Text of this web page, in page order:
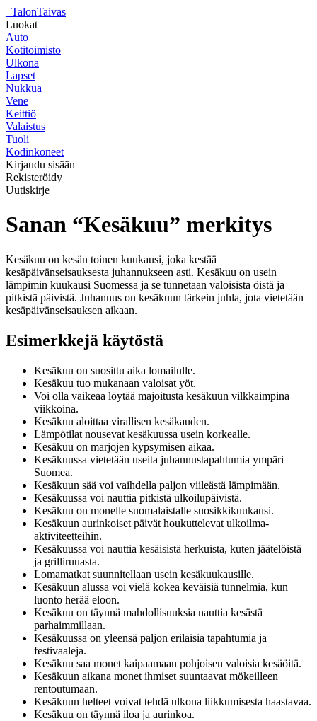
TalonTaivas
Luokat
Auto
Kotitoimisto
Ulkona
Lapset
Nukkua
Vene
Keittiö
Valaistus
Tuoli
Kodinkoneet
Kirjaudu sisään
Rekisteröidy
Uutiskirje
Sanan “Kesäkuu” merkitys
Kesäkuu on kesän toinen kuukausi, joka kestää
kesäpäivänseisauksesta juhannukseen asti. Kesäkuu on usein
lämpimin kuukausi Suomessa ja se tunnetaan valoisista öistä ja
pitkistä päivistä. Juhannus on kesäkuun tärkein juhla, jota vietetään
kesäpäivänseisauksen aikaan.
Esimerkkejä käytöstä
Kesäkuu on suosittu aika lomailulle.
Kesäkuu tuo mukanaan valoisat yöt.
Voi olla vaikeaa löytää majoitusta kesäkuun vilkkaimpina
viikkoina.
Kesäkuu aloittaa virallisen kesäkauden.
Lämpötilat nousevat kesäkuussa usein korkealle.
Kesäkuu on marjojen kypsymisen aikaa.
Kesäkuussa vietetään useita juhannustapahtumia ympäri
Suomea.
Kesäkuun sää voi vaihdella paljon viileästä lämpimään.
Kesäkuussa voi nauttia pitkistä ulkoilupäivistä.
Kesäkuu on monelle suomalaistalle suosikkikuukausi.
Kesäkuun aurinkoiset päivät houkuttelevat ulkoilma-
aktiviteetteihin.
Kesäkuussa voi nauttia kesäisistä herkuista, kuten jäätelöistä
ja grilliruuasta.
Lomamatkat suunnitellaan usein kesäkuukausille.
Kesäkuun alussa voi vielä kokea keväisiä tunnelmia, kun
luonto herää eloon.
Kesäkuu on täynnä mahdollisuuksia nauttia kesästä
parhaimmillaan.
Kesäkuussa on yleensä paljon erilaisia tapahtumia ja
festivaaleja.
Kesäkuu saa monet kaipaamaan pohjoisen valoisia kesäöitä.
Kesäkuun aikana monet ihmiset suuntaavat mökeilleen
rentoutumaan.
Kesäkuun helteet voivat tehdä ulkona liikkumisesta haastavaa.
Kesäkuu on täynnä iloa ja aurinkoa.